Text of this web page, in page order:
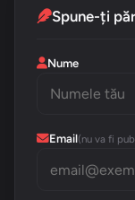
Spune-ți
Nume
Email(nu va fi